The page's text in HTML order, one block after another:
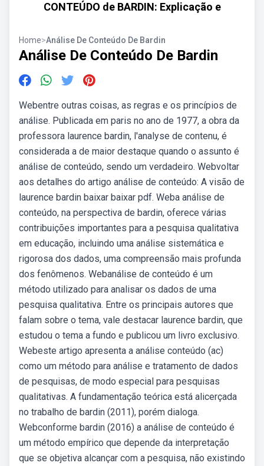
CONTEÚDO de BARDIN: Explicação e
Home>Análise De Conteúdo De Bardin
Análise De Conteúdo De Bardin
Webentre outras coisas, as regras e os princípios de
análise. Publicada em paris no ano de 1977, a obra da
professora laurence bardin, l'analyse de contenu, é
considerada a de maior destaque quando o assunto é
análise de conteúdo, sendo um verdadeiro. Webvoltar
aos detalhes do artigo análise de conteúdo: A visão de
laurence bardin baixar baixar pdf. Weba análise de
conteúdo, na perspectiva de bardin, oferece várias
contribuições importantes para a pesquisa qualitativa
em educação, incluindo uma análise sistemática e
rigorosa dos dados, uma compreensão mais profunda
dos fenômenos. Webanálise de conteúdo é um
método utilizado para analisar os dados de uma
pesquisa qualitativa. Entre os principais autores que
falam sobre o tema, vale destacar laurence bardin, que
estudou o tema a fundo e publicou um livro exclusivo.
Webeste artigo apresenta a análise conteúdo (ac)
como um método para análise e tratamento de dados
de pesquisas, de modo especial para pesquisas
qualitativas. A fundamentação teórica está alicerçada
no trabalho de bardin (2011), porém dialoga.
Webconforme bardin (2016) a análise de conteúdo é
um método empírico que depende da interpretação
que se objetiva alcançar com a pesquisa, não existindo